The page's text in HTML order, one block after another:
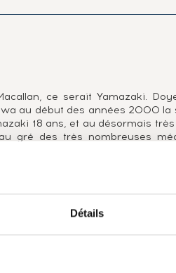
Détails
ce serait Yamazaki.
au début des années 2000 la
18 ans, et au désormais
gré des très nombreuses
type de maturation sous des
Distiller's Sherry Edition 2013,
leur pierre à l'édifice. Mais
japonais Mizunara, The
batch, dévoilant l'expertise
américain, japonais) et